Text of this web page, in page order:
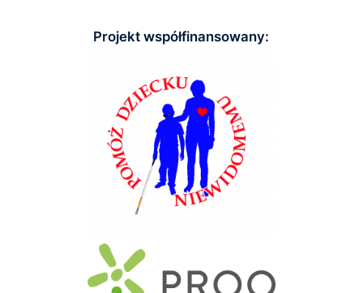
Projekt współfinansowany: